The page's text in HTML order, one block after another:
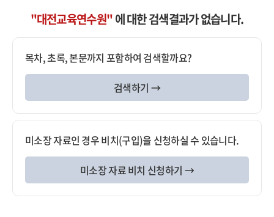
"대전교육연수원"에 대한 검색결과가 없습니다.
목차, 초록, 본문까지 포함하여 검색할까요?
검색하기 →
미소장 자료인 경우 비치(구입)을 신청하실 수 있습니다.
미소장 자료 비치 신청하기 →